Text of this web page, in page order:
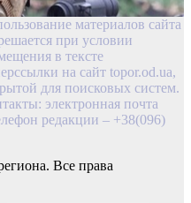
материалов сайта
при условии
в тексте
на сайт topor.od.ua,
для поисковых систем.
электронная почта
редакции – +38(096)
Все права